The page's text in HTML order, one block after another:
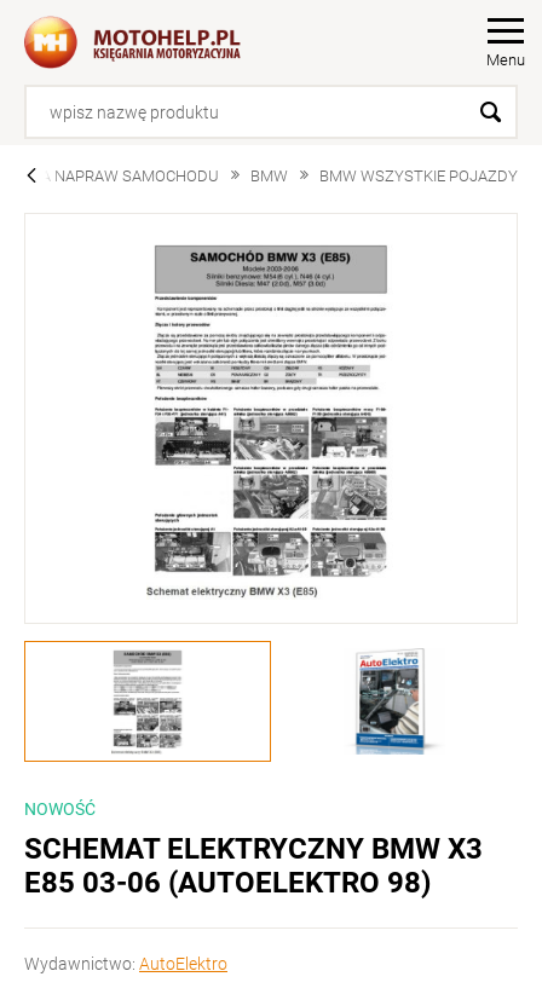
Menu
NAPRAW SAMOCHODU BMW BMW WSZYSTKIE POJAZDY
NOWOŚĆ
SCHEMAT ELEKTRYCZNY BMW X3
E85 03-06 (AUTOELEKTRO 98)
Wydawnictwo: AutoElektro